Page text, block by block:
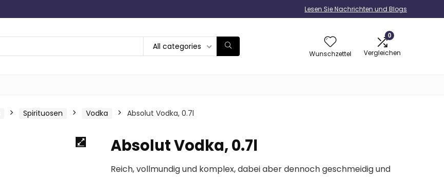
Lesen Sie Nachrichten und Blogs
All categories
Wunschzettel
0
Vergleichen
Spirituosen Vodka Absolut Vodka, 0.7l
Absolut Vodka, 0.7l
Reich, vollmundig und komplex, dabei aber dennoch geschmeidig und